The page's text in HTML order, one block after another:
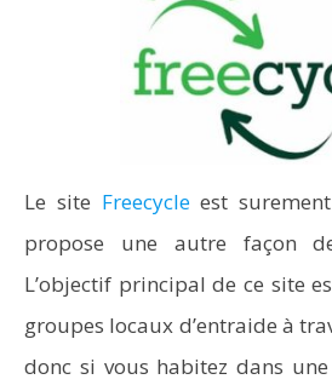
Le site Freecycleest
propose une autre façon
L’objectif principal de ce site
groupes locaux d’entraide à
donc si vous habitez dans